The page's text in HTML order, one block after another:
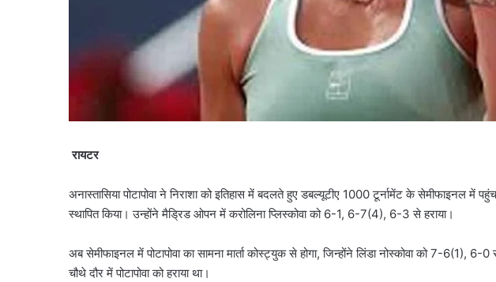
रायटर
अनास्तासिया पोटापोवा ने निराशा को इतिहास में बदलते हुए डबल्यूटीए 1000 टूर्नामेंट के सेमीफाइनल में
स्थापित किया। उन्होंने मैड्रिड ओपन में करोलिना प्लिस्कोवा को 6-1, 6-7(4), 6-3 से हराया।
अब सेमीफाइनल में पोटापोवा का सामना मार्ता कोस्ट्युक से होगा, जिन्होंने लिंडा नोस्कोवा को 7-6(1),
चौथे दौर में पोटापोवा को हराया था।